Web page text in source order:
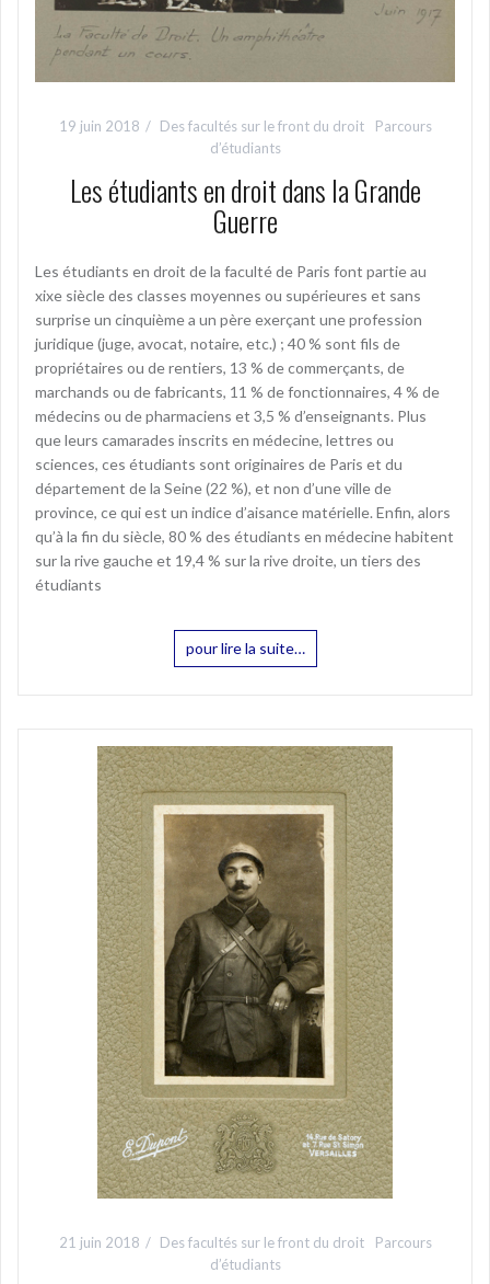
19 juin 2018 Des facultés sur le front du droit
Parcours
d’étudiants
Les étudiants en droit dans la Grande
Guerre
Les étudiants en droit de la faculté de Paris font partie au
xixe siècle des classes moyennes ou supérieures et sans
surprise un cinquième a un père exerçant une profession
juridique (juge, avocat, notaire, etc.) ; 40 % sont fils de
propriétaires ou de rentiers, 13 % de commerçants, de
marchands ou de fabricants, 11 % de fonctionnaires, 4 % de
médecins ou de pharmaciens et 3,5 % d’enseignants. Plus
que leurs camarades inscrits en médecine, lettres ou
sciences, ces étudiants sont originaires de Paris et du
département de la Seine (22 %), et non d’une ville de
province, ce qui est un indice d’aisance matérielle. Enfin, alors
qu’à la fin du siècle, 80 % des étudiants en médecine habitent
sur la rive gauche et 19,4 % sur la rive droite, un tiers des
étudiants
pour lire la suite…
21 juin 2018 Des facultés sur le front du droit
Parcours
d’étudiants